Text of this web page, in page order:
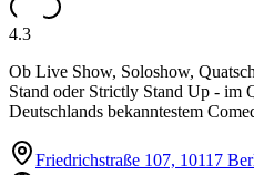
4.3
Ob Live Show, Soloshow,
Stand oder Strictly Stand Up - im
Deutschlands bekanntestem
Friedrichstraße 107, 10117